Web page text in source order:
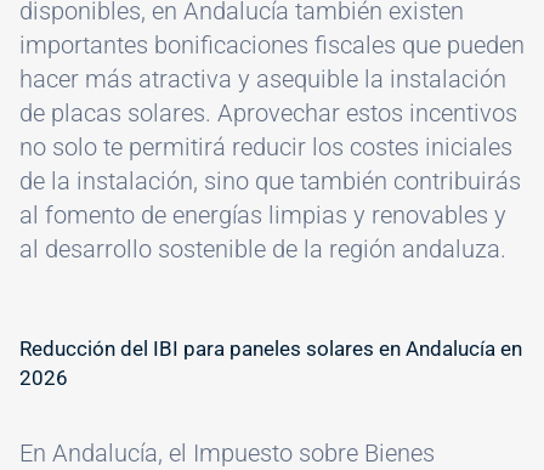
disponibles, en Andalucía también existen
importantes bonificaciones fiscales que pueden
hacer más atractiva y asequible la instalación
de placas solares. Aprovechar estos incentivos
no solo te permitirá reducir los costes iniciales
de la instalación, sino que también contribuirás
al fomento de energías limpias y renovables y
al desarrollo sostenible de la región andaluza.
Reducción del IBI para paneles solares en Andalucía en
2026
En Andalucía, el Impuesto sobre Bienes